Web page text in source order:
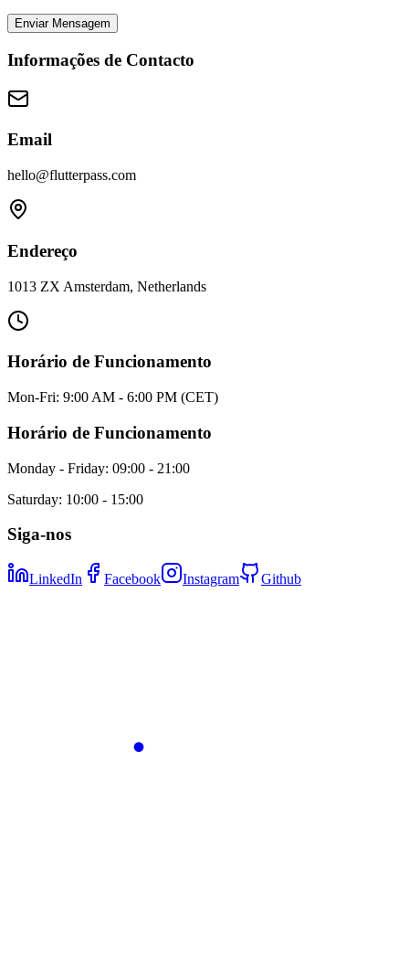
Enviar Mensagem
Informações de Contacto
Email
hello@flutterpass.com
Endereço
1013 ZX Amsterdam, Netherlands
Horário de Funcionamento
Mon-Fri: 9:00 AM - 6:00 PM (CET)
Horário de Funcionamento
Monday - Friday: 09:00 - 21:00
Saturday: 10:00 - 15:00
Siga-nos
LinkedIn Facebook Instagram Github